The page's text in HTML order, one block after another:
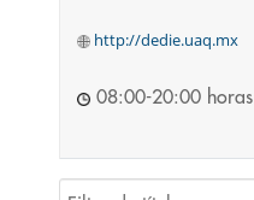
http://dedie.uaq.mx
08:00-20:00 horas
Filtro de título